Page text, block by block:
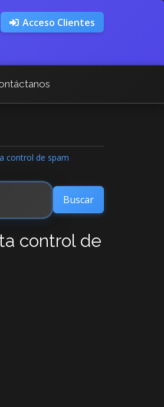
Acceso Clientes
control de spam
control de